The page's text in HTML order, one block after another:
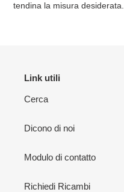
tendina la misura desiderata.
Link utili
Cerca
Dicono di noi
Modulo di contatto
Richiedi Ricambi